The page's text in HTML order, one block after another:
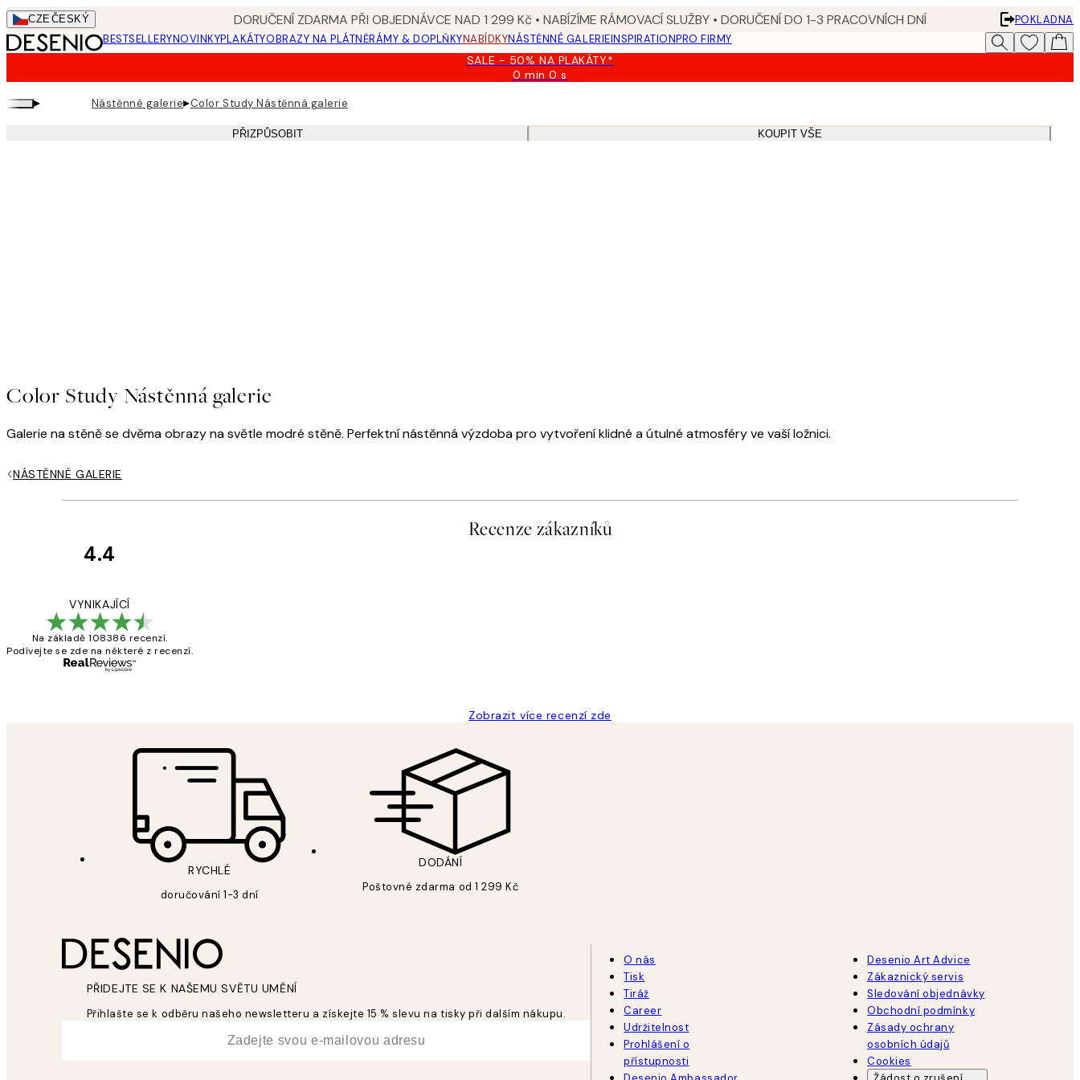
Skip
to
main
CZEČESKÝ DORUČENÍ ZDARMA PŘI OBJEDNÁVCE NAD 1 299 Kč • NABÍZÍME RÁMOVACÍ SLUŽBY • DORUČENÍ DO 1-3 PRACOVNÍCH DNÍ
POKLADNA
BESTSELLERYNOVINKYPLAKÁTYOBRAZY NA PLÁTNĚRÁMY & DOPLŇKYNABÍDKYNÁSTĚNNÉ GALERIEINSPIRATIONPRO FIRMY
SALE - 50% NA PLAKÁTY*
0 min0 s
Platné
08-
▸ Nástěnné galerie▸Color Study Nástěnná galerie
PŘIZPŮSOBIT KOUPIT VŠE
Color Study Nástěnná galerie
Galerie na stěně se dvěma obrazy na světle modré stěně. Perfektní nástěnná výzdoba pro vytvoření klidné a útulné atmosféry ve vaší ložnici.
NÁSTĚNNÉ GALERIE
Recenze zákazníků
4.4
VYNIKAJÍCÍ
Na základě 108386 recenzí.
Podívejte se zde na některé z recenzí.
Zobrazit více recenzí zde
RYCHLÉ
doručování 1-3 dní
DODÁNÍ
Poštovné zdarma od 1 299 Kč
PŘIDEJTE SE K NAŠEMU SVĚTU UMĚNÍ
Přihlašte se k odběru našeho newsletteru a získejte 15 % slevu na tisky při dalším nákupu.
O nás
Tisk
Tiráž
Career
Udržitelnost
Prohlášení o
přístupnosti
Desenio Art Advice
Zákaznický servis
Sledování objednávky
Obchodní podmínky
Zásady ochrany
osobních údajů
Cookies